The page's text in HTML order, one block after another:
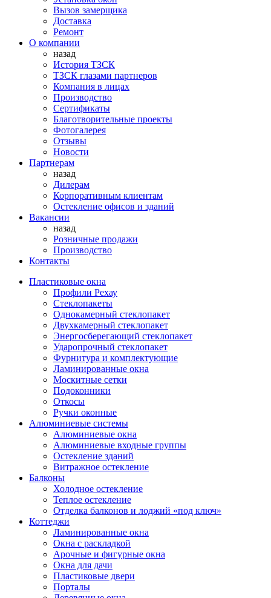
Вызов замерщика
Доставка
Ремонт
О компании
назад
История ТЗСК
ТЗСК глазами партнеров
Компания в лицах
Производство
Сертификаты
Благотворительные проекты
Фотогалерея
Отзывы
Новости
Партнерам
назад
Дилерам
Корпоративным клиентам
Остекление офисов и зданий
Вакансии
назад
Розничные продажи
Производство
Контакты
Пластиковые окна
Профили Рехау
Стеклопакеты
Однокамерный стеклопакет
Двухкамерный стеклопакет
Энергосберегающий стеклопакет
Ударопрочный стеклопакет
Фурнитура и комплектующие
Ламинированные окна
Москитные сетки
Подоконники
Откосы
Ручки оконные
Алюминиевые системы
Алюминиевые окна
Алюминиевые входные группы
Остекление зданий
Витражное остекление
Балконы
Холодное остекление
Теплое остекление
Отделка балконов и лоджий «под ключ»
Коттеджи
Ламинированные окна
Окна с раскладкой
Арочные и фигурные окна
Окна для дачи
Пластиковые двери
Порталы